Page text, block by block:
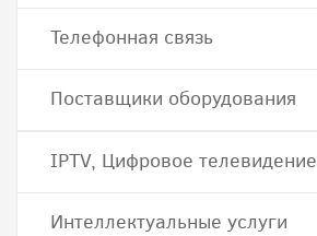
Телефонная связь
Поставщики оборудования
IPTV, Цифровое телевидение
Интеллектуальные услуги